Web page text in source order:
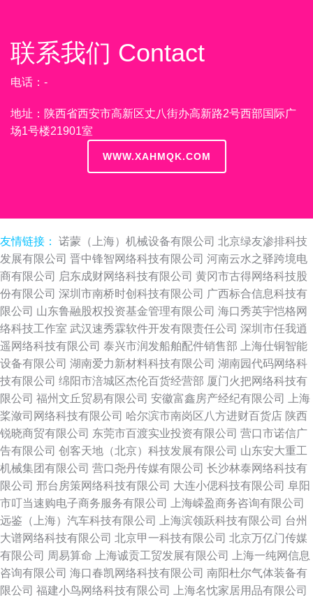
联系我们 Contact
电话：-
地址：陕西省西安市高新区丈八街办高新路2号西部国际广
场1号楼21901室
WWW.XAHMQK.COM
友情链接： 诺蒙（上海）机械设备有限公司 北京绿友渗排科技
发展有限公司 晋中锋智网络科技有限公司 河南云水之驿跨境电
商有限公司
启东成财网络科技有限公司 黄冈市古得网络科技股
份有限公司 深圳市南桥时创科技有限公司 广西标合信息科技有
限公司 山东鲁融股权投资基金管理有限公司 海口秀英宇恺格网
络科技工作室 武汉速秀霖软件开发有限责任公司 深圳市任我逍
遥网络科技有限公司 泰兴市润发船舶配件销售部
上海仕铜智能
设备有限公司 湖南爱力新材料科技有限公司 湖南园代码网络科
技有限公司 绵阳市涪城区杰伦百货经营部 厦门火把网络科技有
限公司 福州文丘贸易有限公司 安徽富鑫房产经纪有限公司
上海
桨潋司网络科技有限公司 哈尔滨市南岗区八方进财百货店 陕西
锐晓商贸有限公司 东莞市百渡实业投资有限公司 营口市诺信广
告有限公司 创客天地（北京）科技发展有限公司 山东安大重工
机械集团有限公司 营口尧丹传媒有限公司 长沙林泰网络科技有
限公司 邢台房策网络科技有限公司 大连小偲科技有限公司 阜阳
市叮当速购电子商务服务有限公司
上海嵘盈商务咨询有限公司
远鉴（上海）汽车科技有限公司
上海滨领跃科技有限公司 台州
大谱网络科技有限公司 北京甲一科技有限公司 北京万亿门传媒
有限公司 周易算命 上海诚贡工贸发展有限公司
上海一纯网信息
咨询有限公司 海口春凯网络科技有限公司 南阳杜尔气体装备有
限公司 福建小鸟网络科技有限公司
上海名忱家居用品有限公司